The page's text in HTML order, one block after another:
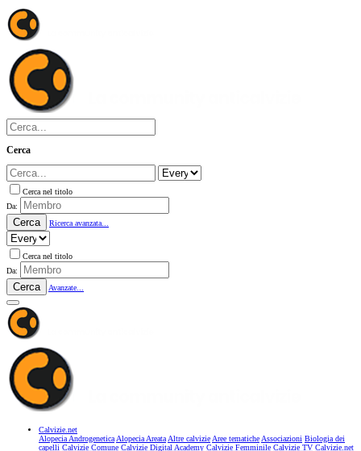
Cerca
Cerca nel titolo
Da:
Cerca Ricerca avanzata...
Cerca nel titolo
Da:
Cerca Avanzate...
Calvizie.net
Alopecia AndrogeneticaAlopecia AreataAltre calvizieAree tematicheAssociazioni Biologia dei
capelli Calvizie Comune Calvizie Digital Academy Calvizie Femminile Calvizie TV Calvizie.net